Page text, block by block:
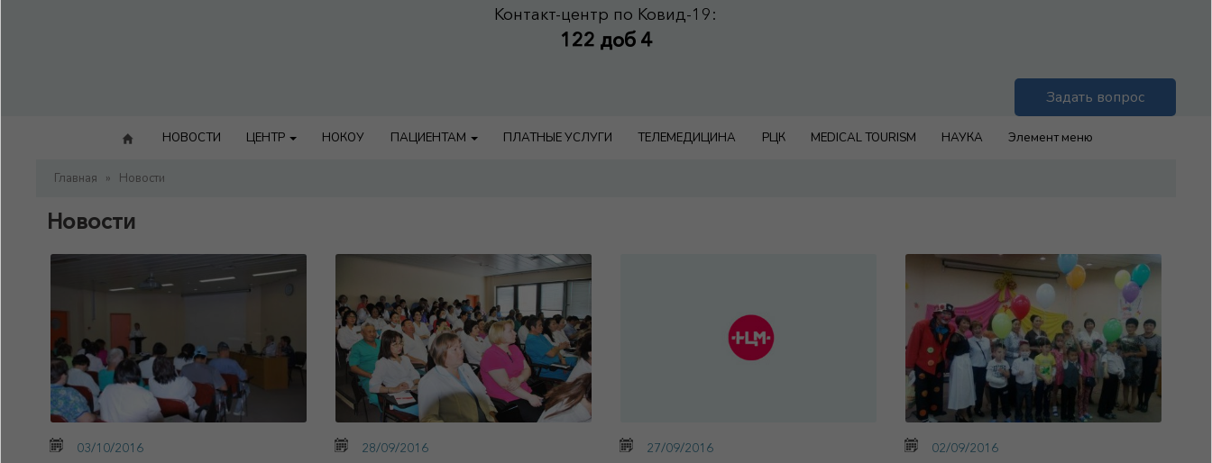
Контакт-центр по Ковид-19:
122 доб 4
Задать вопрос
НОВОСТИ ЦЕНТР НОКОУ ПАЦИЕНТАМ ПЛАТНЫЕ УСЛУГИ ТЕЛЕМЕДИЦИНА РЦК MEDICAL TOURISM НАУКА Элемент меню
Главная » Новости
Новости
03/10/2016 28/09/2016 27/09/2016 02/09/2016